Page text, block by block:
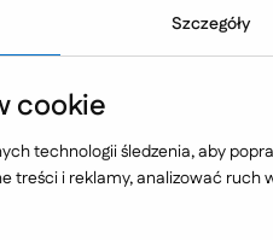
Szczegóły
cookie
technologii śledzenia, aby
treści i reklamy, analizować ruch